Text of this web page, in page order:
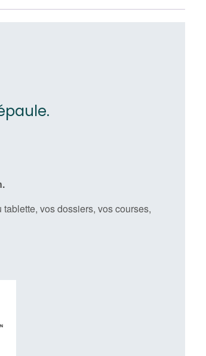
vos dossiers, vos courses,